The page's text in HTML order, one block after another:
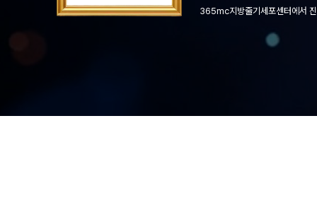
365mc지방줄기세포센터에서